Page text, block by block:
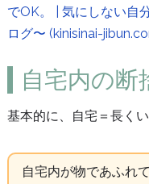
でOK。 | 気にしない自
ログ〜 (kinisinai-
自宅内の断
基本的に、自宅＝長くい
自宅内が物であふれ